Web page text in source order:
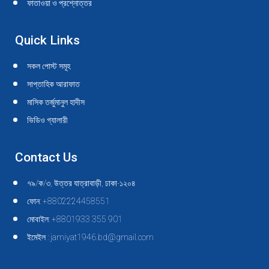
ফাতাওয়া ও প্রশ্নোত্তর
Quick Links
সকল পোস্ট সমূহ
সাপ্তাহিক আরাফাত
মাসিক তর্জুমানুল হাদীস
ভিডিও গ্যালারী
Contact Us
৭৯/ক/৩, উত্তর যাত্রাবাড়ী, ঢাকা-১২০৪
ফোন: +8802224458551
মোবাইল: +8801933 355 901
ইমেইল : jamiyat1946.bd@gmail.com